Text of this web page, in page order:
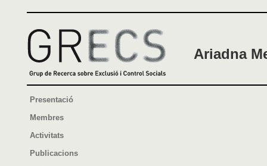
Ariadna
Presentació
Membres
Activitats
Publicacions